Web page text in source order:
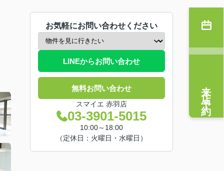
お気軽にお問い合わせください
LINEからお問い合わせ
無料お問い合わせ
スマイエ 赤羽店
03-3901-5015
10:00～18:00
（定休日：火曜日・水曜日）
来店予約